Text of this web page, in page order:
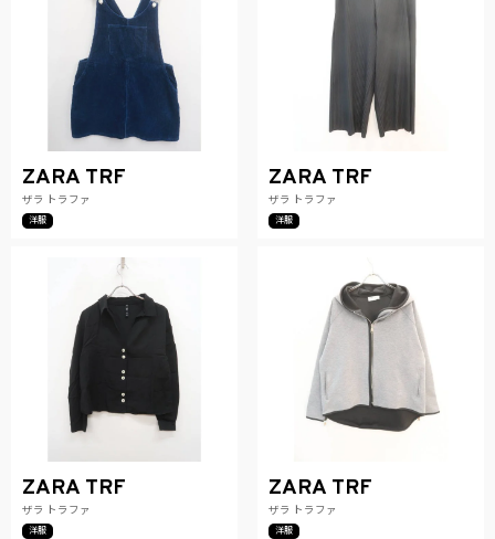
ZARA TRF
ザラ トラファ
洋服
ZARA TRF
ザラ トラファ
洋服
ZARA TRF
ザラ トラファ
洋服
ZARA TRF
ザラ トラファ
洋服